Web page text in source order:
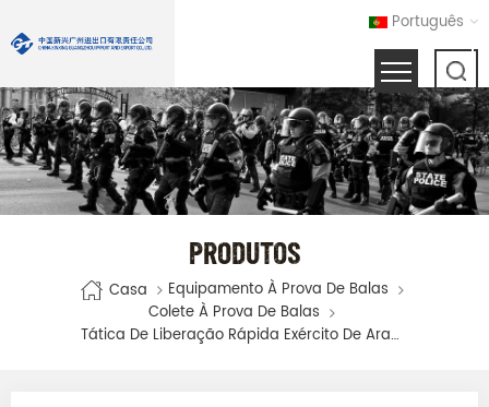
Português
PRODUTOS
Casa
Equipamento À Prova De Balas
Colete À Prova De Balas
Tática De Liberação Rápida Exército De Aramida Colete À Prova De Balas